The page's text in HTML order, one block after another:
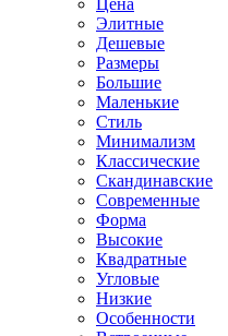
Цена
Элитные
Дешевые
Размеры
Большие
Маленькие
Стиль
Минимализм
Классические
Скандинавские
Современные
Форма
Высокие
Квадратные
Угловые
Низкие
Особенности